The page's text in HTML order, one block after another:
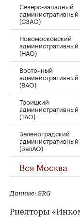
Северо-западный
административный
(СЗАО)
Новомосковский
административный
(НАО)
Восточный
административный
(ВАО)
Троицкий
административный
(ТАО)
Зеленоградский
административный
(ЗелАО)
Вся Москва
Данные: SRG
Риелторы